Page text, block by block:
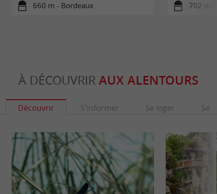
660 m - Bordeaux 702 m -
À DÉCOUVRIR AUX ALENTOURS
Découvrir S'informer Se loger Se